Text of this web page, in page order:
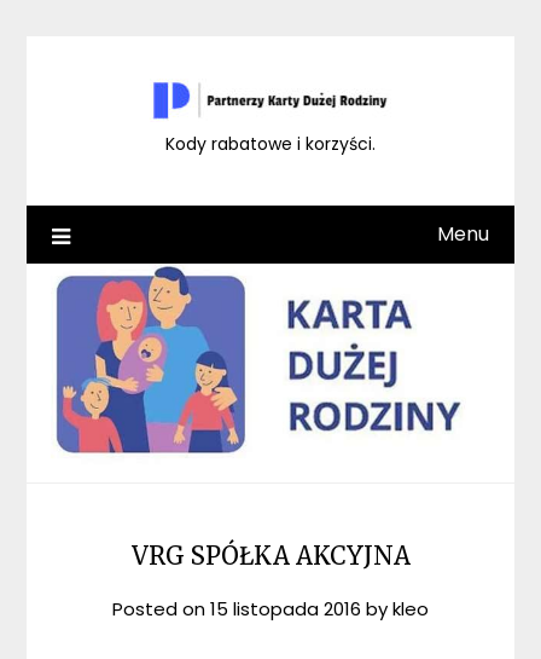
Kody rabatowe i korzyści.
Menu
VRG SPÓŁKA AKCYJNA
Posted on15 listopada 2016 bykleo